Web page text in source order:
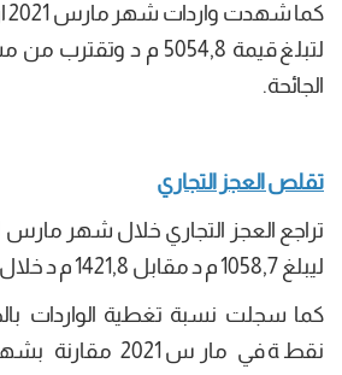
لتبلغ قيمة 5054,8 م د
الجائحة.
تقلص العجز التجاري
ليبلغ 1058,7 م د مقابل 1421,8 م د خلال شهر فيفري 2021.